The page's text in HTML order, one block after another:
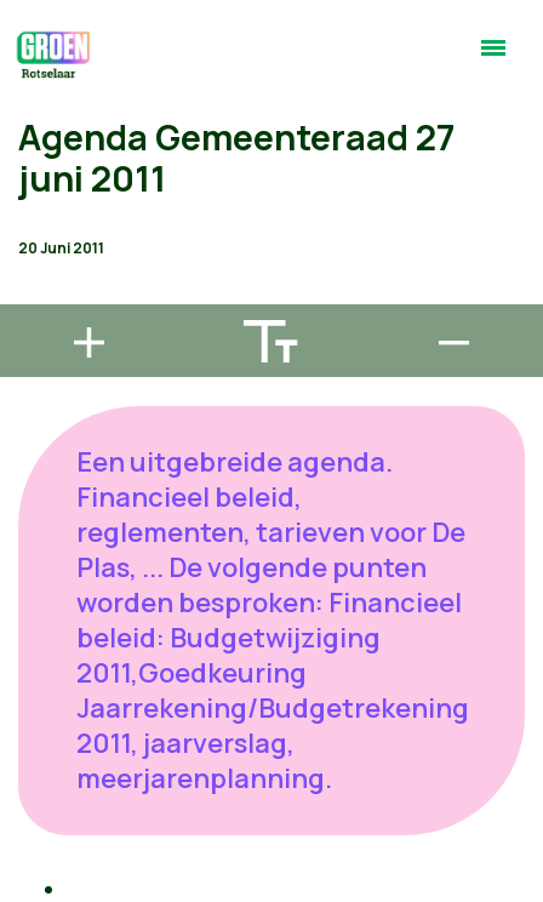
Agenda Gemeenteraad 27
juni 2011
20 Juni 2011
Een uitgebreide agenda.
Financieel beleid,
reglementen, tarieven voor De
Plas, ... De volgende punten
worden besproken: Financieel
beleid: Budgetwijziging
2011,Goedkeuring
Jaarrekening/Budgetrekening
2011, jaarverslag,
meerjarenplanning.